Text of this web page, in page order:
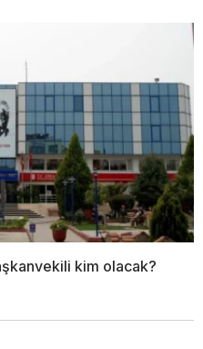
kim olacak?